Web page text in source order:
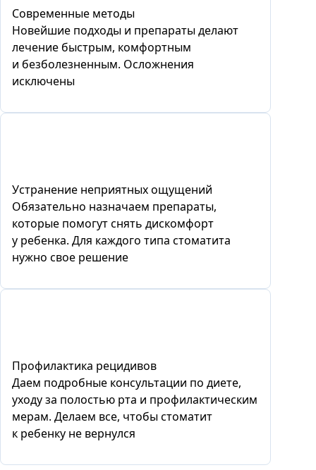
Современные методы
Новейшие подходы и препараты делают
лечение быстрым, комфортным
и безболезненным. Осложнения
исключены
Устранение неприятных ощущений
Обязательно назначаем препараты,
которые помогут снять дискомфорт
у ребенка. Для каждого типа стоматита
нужно свое решение
Профилактика рецидивов
Даем подробные консультации по диете,
уходу за полостью рта и профилактическим
мерам. Делаем все, чтобы стоматит
к ребенку не вернулся